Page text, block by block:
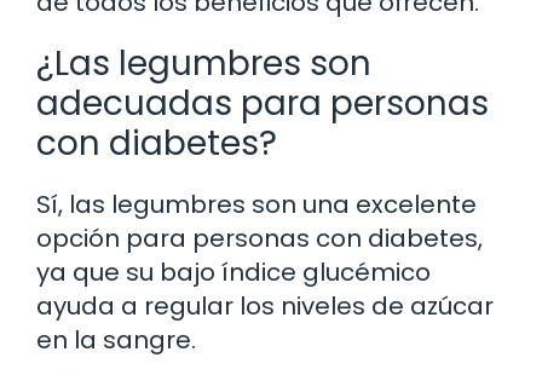
¿Las legumbres son
adecuadas para personas
con diabetes?
Sí, las legumbres son una excelente
opción para personas con diabetes,
ya que su bajo índice glucémico
ayuda a regular los niveles de azúcar
en la sangre.